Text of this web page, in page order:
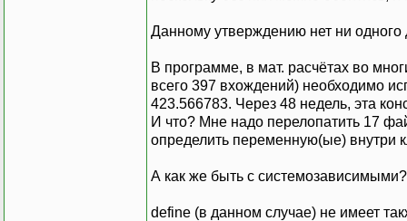
Данному утверждению нет ни одного
В программе, в мат. расчётах во
всего 397 вхождений) необходимо
423.566783. Через 48 недель, эта
И что? Мне надо перелопатить 17
определить переменную(ые) внутри
А как же быть с
define (в данном случае) не имеет